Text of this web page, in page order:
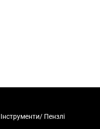
Інструменти/ Пензлі